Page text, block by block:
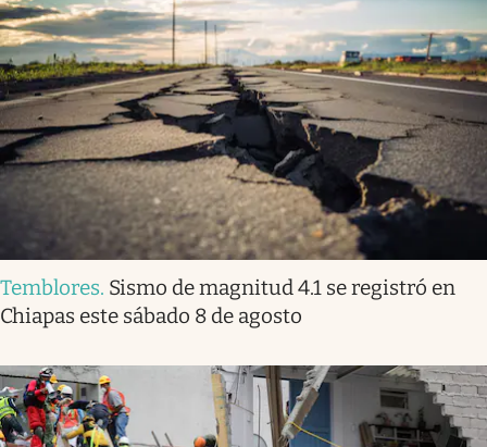
Temblores. Sismo de magnitud 4.1 se registró en
Chiapas este sábado 8 de agosto